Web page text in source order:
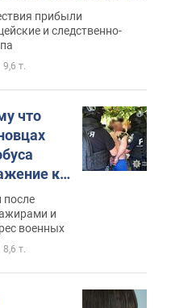
составила
протокол.
прибыли
и следственно-
9,6 т.
что
к
и
это.
после
и
военных
8,6 т.